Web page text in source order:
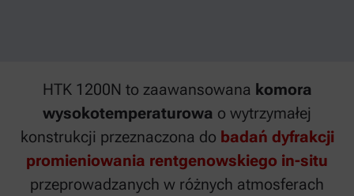
HTK 1200N to zaawansowana komora
wysokotemperaturowa o wytrzymałej
konstrukcji przeznaczona do badań dyfrakcji
promieniowania rentgenowskiego in-situ
przeprowadzanych w różnych atmosferach